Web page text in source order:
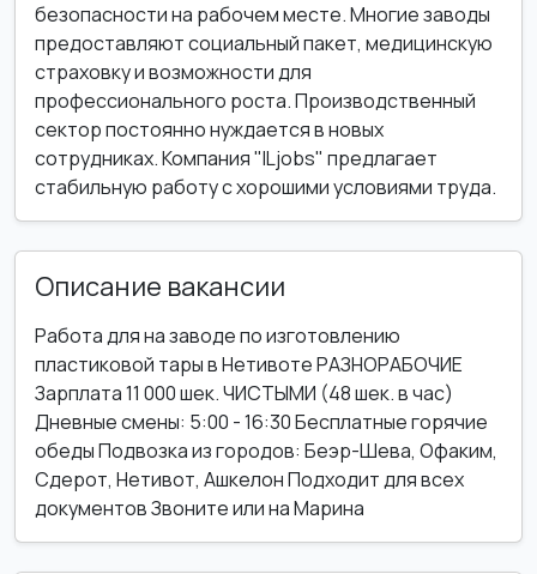
безопасности на рабочем месте. Многие заводы
предоставляют социальный пакет, медицинскую
страховку и возможности для
профессионального роста. Производственный
сектор постоянно нуждается в новых
сотрудниках. Компания "ILjobs" предлагает
стабильную работу с хорошими условиями труда.
Описание вакансии
Работа для на заводе по изготовлению
пластиковой тары в Нетивоте РАЗНОРАБОЧИЕ
Зарплата 11 000 шек. ЧИСТЫМИ (48 шек. в час)
Дневные смены: 5:00 - 16:30 Бесплатные горячие
обеды Подвозка из городов: Беэр-Шева, Офаким,
Сдерот, Нетивот, Ашкелон Подходит для всех
документов Звоните или на Марина